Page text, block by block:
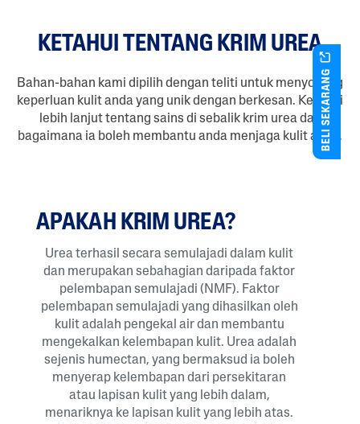
KETAHUI TENTANG KRIM UREA
Bahan-bahan kami dipilih dengan teliti untuk menyokong
keperluan kulit anda yang unik dengan berkesan. Ketahui
lebih lanjut tentang sains di sebalik krim urea dan
bagaimana ia boleh membantu anda menjaga kulit anda.
APAKAH KRIM UREA?
Urea terhasil secara semulajadi dalam kulit
dan merupakan sebahagian daripada faktor
pelembapan semulajadi (NMF). Faktor
pelembapan semulajadi yang dihasilkan oleh
kulit adalah pengekal air dan membantu
mengekalkan kelembapan kulit. Urea adalah
sejenis humectan, yang bermaksud ia boleh
menyerap kelembapan dari persekitaran
atau lapisan kulit yang lebih dalam,
menariknya ke lapisan kulit yang lebih atas.
BELI SEKARANG